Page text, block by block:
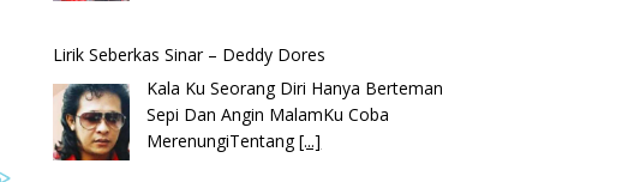
Lirik Seberkas Sinar – Deddy Dores
Kala Ku Seorang Diri Hanya Berteman
Sepi Dan Angin MalamKu Coba
MerenungiTentang[...]